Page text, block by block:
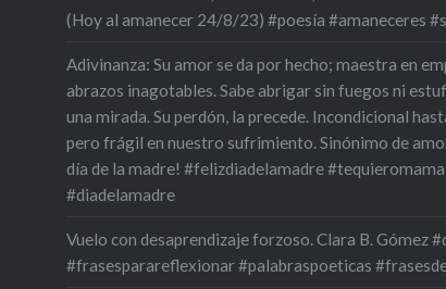
(Hoy al amanecer 24/8/23) #poesía #amaneceres
Adivinanza: Su amor se da por hecho; maestra en
abrazos inagotables. Sabe abrigar sin fuegos ni
una mirada. Su perdón, la precede. Incondicional
pero frágil en nuestro sufrimiento. Sinónimo de
día de la madre! #felizdiadelamadre
#diadelamadre
Vuelo con desaprendizaje forzoso. Clara B. Gómez
#frasesparareflexionar #palabraspoeticas